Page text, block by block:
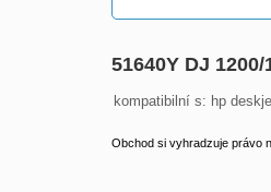
51640Y DJ
kompatibilní s: hp
Obchod si vyhradzuje právo